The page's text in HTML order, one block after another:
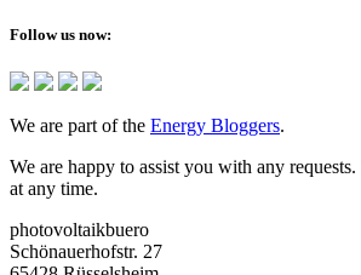
Follow us now:
We are part of the Energy Bloggers.
We are happy to assist you with any
at any time.
photovoltaikbuero
Schönauerhofstr. 27